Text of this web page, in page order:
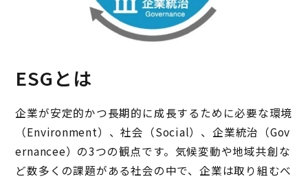
ESGとは
企業が安定的かつ長期的に成長するために必要な環境
（Environment）、社会（Social）、企業統治（Gov
ernancee）の3つの観点です。気候変動や地域共創な
ど数多くの課題がある社会の中で、企業は取り組むべ